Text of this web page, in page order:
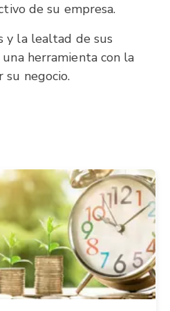
de su empresa.
y la lealtad de sus
herramienta con la
negocio.